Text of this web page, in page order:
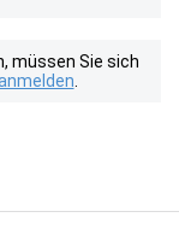
müssen Sie sich